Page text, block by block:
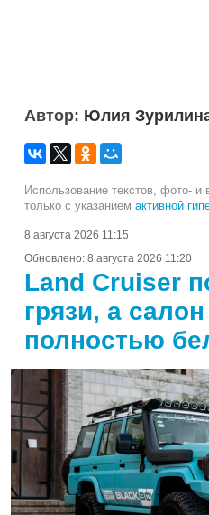
Автор: Юлия
Использование текстов, фото- и
только с указанием активной
8 августа 2026 11:15
Обновлено: 8 августа 2026 11:20
Land Cruiser
грязи, а
полностью